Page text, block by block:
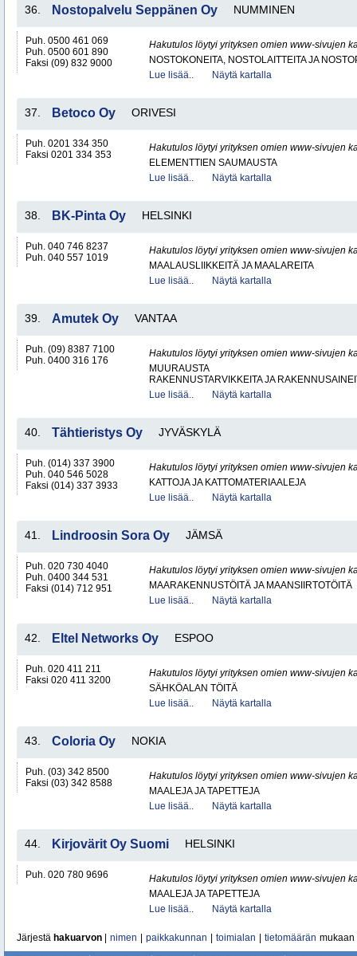
36. Nostopalvelu Seppänen Oy NUMMINEN
Puh. 0500 461 069
Puh. 0500 601 890
Faksi (09) 832 9000
Hakutulos löytyi yrityksen omien www-sivujen
NOSTOKONEITA, NOSTOLAITTEITA JA
Lue lisää..
Näytä kartalla
37. Betoco Oy ORIVESI
Puh. 0201 334 350
Faksi 0201 334 353
Hakutulos löytyi yrityksen omien www-sivujen
ELEMENTTIEN SAUMAUSTA
Lue lisää..
Näytä kartalla
38. BK-Pinta Oy HELSINKI
Puh. 040 746 8237
Puh. 040 557 1019
Hakutulos löytyi yrityksen omien www-sivujen
MAALAUSLIIKKEITÄ JA MAALAREITA
Lue lisää..
Näytä kartalla
39. Amutek Oy VANTAA
Puh. (09) 8387 7100
Puh. 0400 316 176
Hakutulos löytyi yrityksen omien www-sivujen
MUURAUSTA
RAKENNUSTARVIKKEITA JA
Lue lisää..
Näytä kartalla
40. Tähtieristys Oy JYVÄSKYLÄ
Puh. (014) 337 3900
Puh. 040 546 5028
Faksi (014) 337 3933
Hakutulos löytyi yrityksen omien www-sivujen
KATTOJA JA KATTOMATERIAALEJA
Lue lisää..
Näytä kartalla
41. Lindroosin Sora Oy JÄMSÄ
Puh. 020 730 4040
Puh. 0400 344 531
Faksi (014) 712 951
Hakutulos löytyi yrityksen omien www-sivujen
MAARAKENNUSTÖITÄ JA MAANSIIRTOTÖITÄ
Lue lisää..
Näytä kartalla
42. Eltel Networks Oy ESPOO
Puh. 020 411 211
Faksi 020 411 3200
Hakutulos löytyi yrityksen omien www-sivujen
SÄHKÖALAN TÖITÄ
Lue lisää..
Näytä kartalla
43. Coloria Oy NOKIA
Puh. (03) 342 8500
Faksi (03) 342 8588
Hakutulos löytyi yrityksen omien www-sivujen
MAALEJA JA TAPETTEJA
Lue lisää..
Näytä kartalla
44. Kirjovärit Oy Suomi HELSINKI
Puh. 020 780 9696
Hakutulos löytyi yrityksen omien www-sivujen
MAALEJA JA TAPETTEJA
Lue lisää..
Näytä kartalla
Järjestä hakuarvon nimen paikkakunnan toimialan tietomäärän mukaan